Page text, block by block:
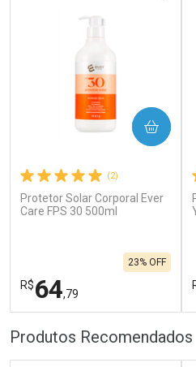
(2)
Protetor Solar Corporal Ever
Care FPS 30 500ml
R$64,79
23% OFF
COMPRAR
Produtos Recomendados